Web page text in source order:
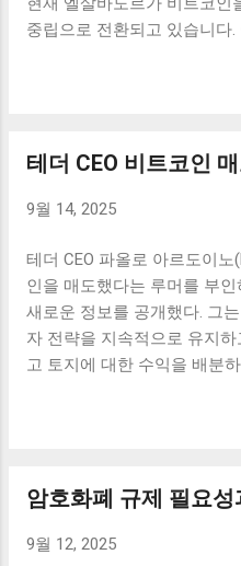
이는 전통적인 금융 서비스
방식으로, 사용자들에게 큰
높이는 다양한 기능을 제공
큰 도움을 줍니다. 이러한 요
험 감소: 다운사이즈 효과 온
재정적인 손실을 최소화할
의 암호화폐 시장 변동성과
델에서의 상실 위험을 크게
체인 담보를 활용하는 경우,
중립으로 전환되고 있습니다.
래닛의 비트코인 확보 목표
다. 비트코인은 디지털 자산
서 메타플래닛이 설정한 목표
습니다. 우선, 메타플래닛이
비트코인의 가치와 시장의
주는 것입니다. 비트코인은
글로벌 경제의 변동성 속에
습니다. 따라서 메타플래닛의
다. 또한, 이 목표는 메타플
러한 추세를 토대로 메타플
위해서는 안정적이고 지속적
테더 CEO 비트코인
9월 14, 2025
테더 CEO 파올로 아르도이
인을 매도했다는 루머를 부
새로운 정보를 공개했다. 그
자 전략을 지속적으로 유지
고 토지에 대한 수익을 배분
도 루머에 대한 해명 테더
사실이 아니라고 단언했습니
을 깊이 우려한다고 말했습니
암호화폐 규제 필요
9월 12, 2025